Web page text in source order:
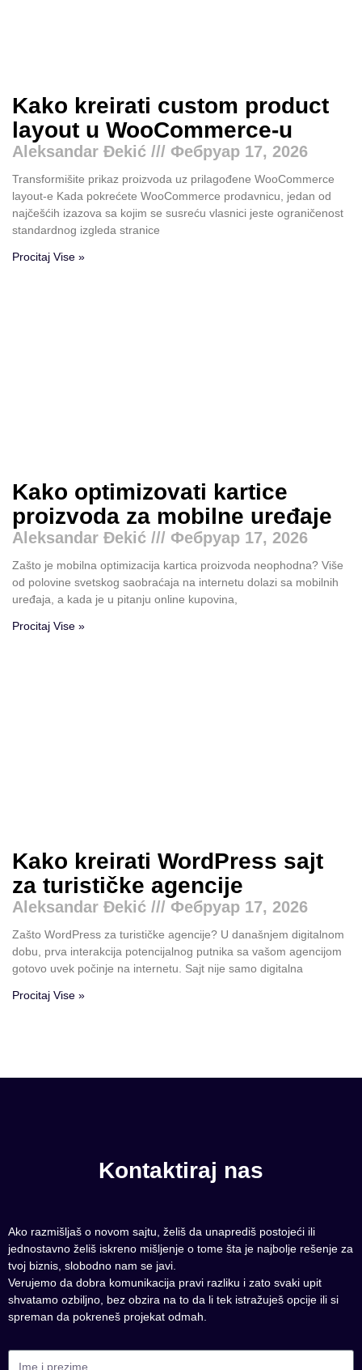
Kako kreirati custom product
layout u WooCommerce-u
Aleksandar Đekić Фебруар 17, 2026
Transformišite prikaz proizvoda uz prilagođene WooCommerce
layout-e Kada pokrećete WooCommerce prodavnicu, jedan od
najčešćih izazova sa kojim se susreću vlasnici jeste ograničenost
standardnog izgleda stranice
Procitaj Vise »
Kako optimizovati kartice
proizvoda za mobilne uređaje
Aleksandar Đekić Фебруар 17, 2026
Zašto je mobilna optimizacija kartica proizvoda neophodna? Više
od polovine svetskog saobraćaja na internetu dolazi sa mobilnih
uređaja, a kada je u pitanju online kupovina,
Procitaj Vise »
Kako kreirati WordPress sajt
za turističke agencije
Aleksandar Đekić Фебруар 17, 2026
Zašto WordPress za turističke agencije? U današnjem digitalnom
dobu, prva interakcija potencijalnog putnika sa vašom agencijom
gotovo uvek počinje na internetu. Sajt nije samo digitalna
Procitaj Vise »
Kontaktiraj nas
Ako razmišljaš o novom sajtu, želiš da unaprediš postojeći ili
jednostavno želiš iskreno mišljenje o tome šta je najbolje rešenje za
tvoj biznis, slobodno nam se javi.
Verujemo da dobra komunikacija pravi razliku i zato svaki upit
shvatamo ozbiljno, bez obzira na to da li tek istražuješ opcije ili si
spreman da pokreneš projekat odmah.